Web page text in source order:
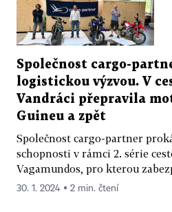
Společnost cargo-
logistickou výzvou. V
Vandráci přepravila
Guineu a zpět
Společnost cargo-partner
schopnosti v rámci 2. série
Vagamundos, pro kterou
30. 1. 2024 ▪ 2 min. čtení